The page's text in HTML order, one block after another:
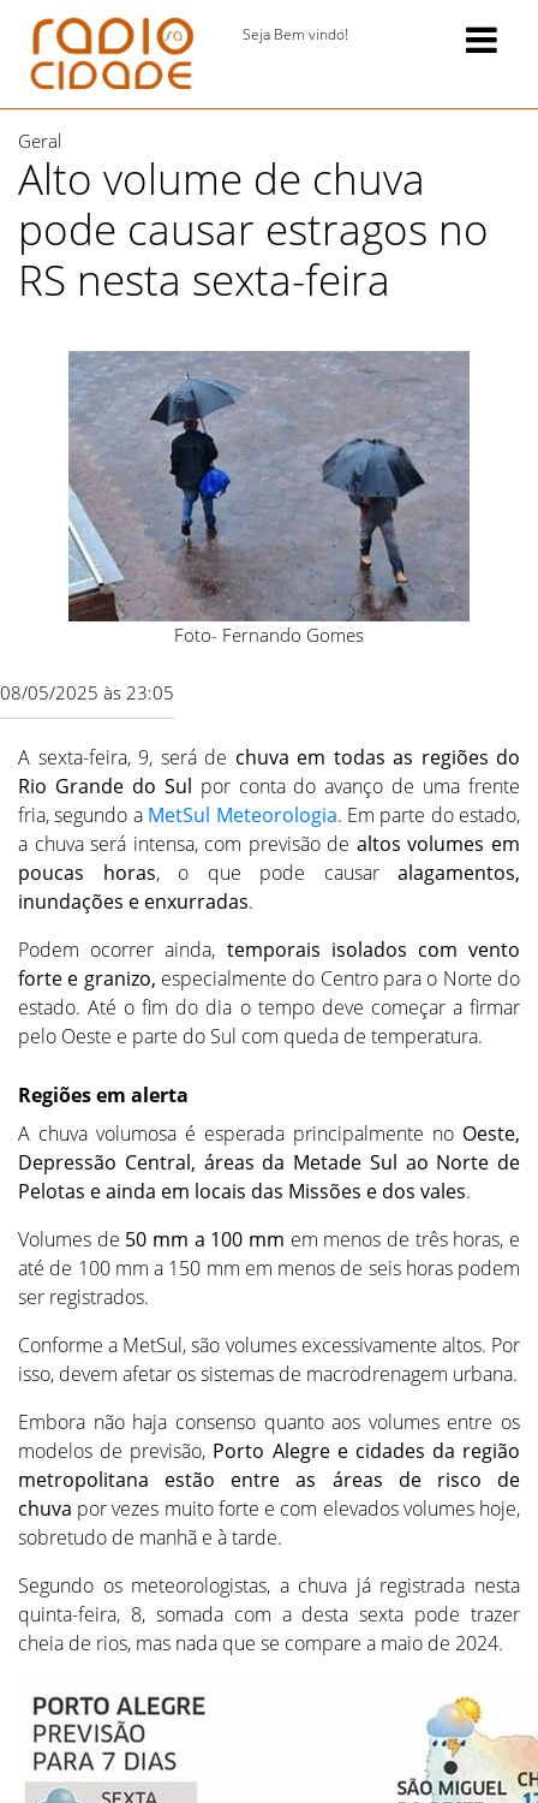
Seja Bem vindo!
Geral
Alto volume de chuva
pode causar estragos no
RS nesta sexta-feira
Foto- Fernando Gomes
08/05/2025 às 23:05
A sexta-feira, 9, será de chuva em todas as regiões do
Rio Grande do Sul por conta do avanço de uma frente
fria, segundo a MetSul Meteorologia. Em parte do estado,
a chuva será intensa, com previsão de altos volumes em
poucas horas, o que pode causar alagamentos,
inundações e enxurradas.
Podem ocorrer ainda, temporais isolados com vento
forte e granizo, especialmente do Centro para o Norte do
estado. Até o fim do dia o tempo deve começar a firmar
pelo Oeste e parte do Sul com queda de temperatura.
Regiões em alerta
A chuva volumosa é esperada principalmente no Oeste,
Depressão Central, áreas da Metade Sul ao Norte de
Pelotas e ainda em locais das Missões e dos vales.
Volumes de 50 mm a 100 mm em menos de três horas, e
até de 100 mm a 150 mm em menos de seis horas podem
ser registrados.
Conforme a MetSul, são volumes excessivamente altos. Por
isso, devem afetar os sistemas de macrodrenagem urbana.
Embora não haja consenso quanto aos volumes entre os
modelos de previsão, Porto Alegre e cidades da região
metropolitana estão entre as áreas de risco de
chuva por vezes muito forte e com elevados volumes hoje,
sobretudo de manhã e à tarde.
Segundo os meteorologistas, a chuva já registrada nesta
quinta-feira, 8, somada com a desta sexta pode trazer
cheia de rios, mas nada que se compare a maio de 2024.